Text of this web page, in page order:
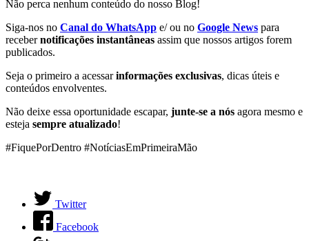
Não perca nenhum conteúdo do nosso Blog!
Siga-nos no Canal do WhatsApp e/ ou no Google News para
recebernotificações instantâneas assim que nossos artigos forem
publicados.
Seja o primeiro a acessarinformações exclusivas, dicas úteis e
conteúdos envolventes.
Não deixe essa oportunidade escapar, junte-se a nós agora mesmo e
esteja sempre atualizado!
#FiquePorDentro #NotíciasEmPrimeiraMão
Twitter
Facebook